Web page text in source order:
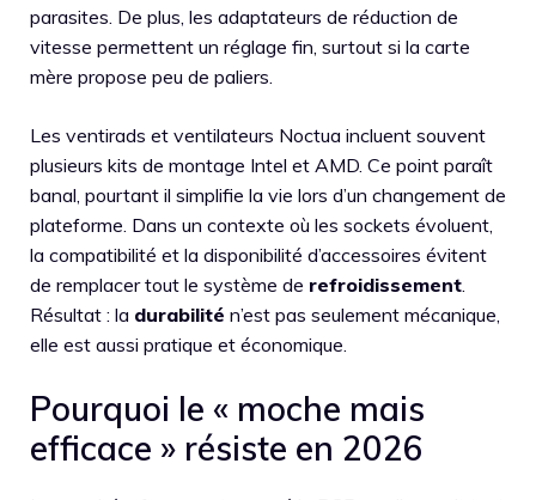
parasites. De plus, les adaptateurs de réduction de
vitesse permettent un réglage fin, surtout si la carte
mère propose peu de paliers.
Les ventirads et ventilateurs Noctua incluent souvent
plusieurs kits de montage Intel et AMD. Ce point paraît
banal, pourtant il simplifie la vie lors d’un changement de
plateforme. Dans un contexte où les sockets évoluent,
la compatibilité et la disponibilité d’accessoires évitent
de remplacer tout le système de refroidissement.
Résultat : la durabilité n’est pas seulement mécanique,
elle est aussi pratique et économique.
Pourquoi le « moche mais
efficace » résiste en 2026